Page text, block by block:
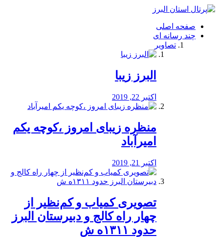
فصد
شرق
تهران
خشکشویی
صفحه اصلی
چند رسانه ای
تصاویر
البرز زیبا
اکتبر 22, 2019
منظره‌‌ زیبای امروز ،کوچه یکم
امیرآباد
اکتبر 21, 2019
️تصویری کمیاب و کم‌نظیر از
چهار راه كالج و دبيرستان البرز
حدود ۱۳۱۱ه ش